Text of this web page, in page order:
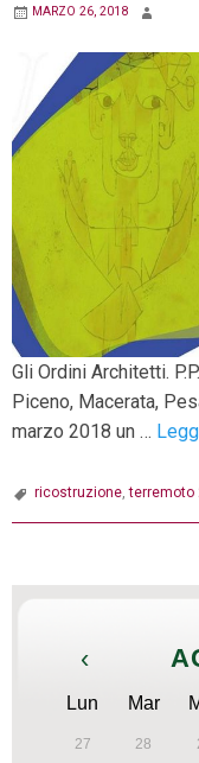
MARZO 26, 2018
Gli Ordini Architetti.
Piceno, Macerata,
marzo 2018 un …
ricostruzione,terremoto
‹
Lun Mar
27 28